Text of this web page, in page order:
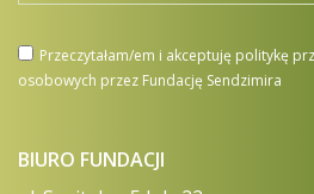
Przeczytałam/em i akceptuję politykę
osobowych przez Fundację Sendzimira
BIURO FUNDACJI